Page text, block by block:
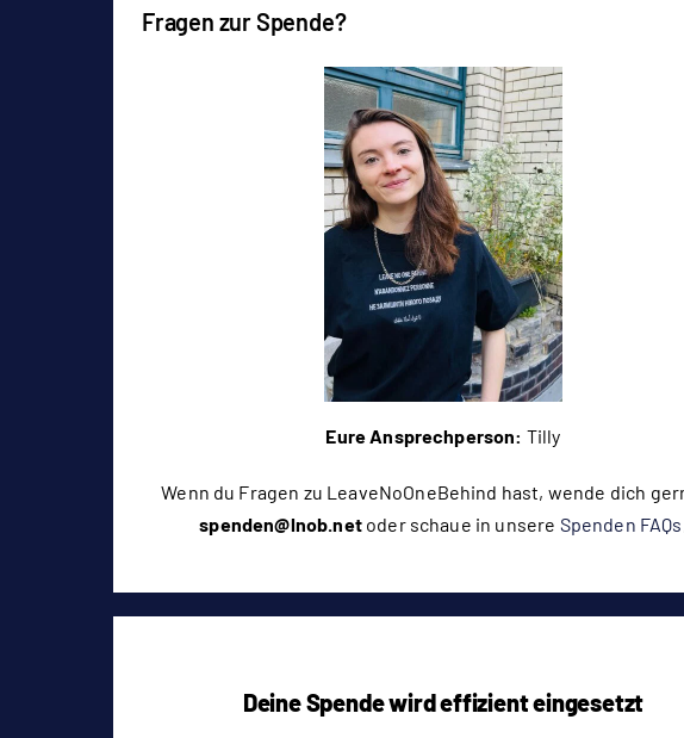
Fragen zur Spende?
Eure Ansprechperson: Tilly
Wenn du Fragen zu LeaveNoOneBehind hast, wende dich
spenden@lnob.net oder schaue in unsere Spenden FAQs
Deine Spende wird effizient eingesetzt